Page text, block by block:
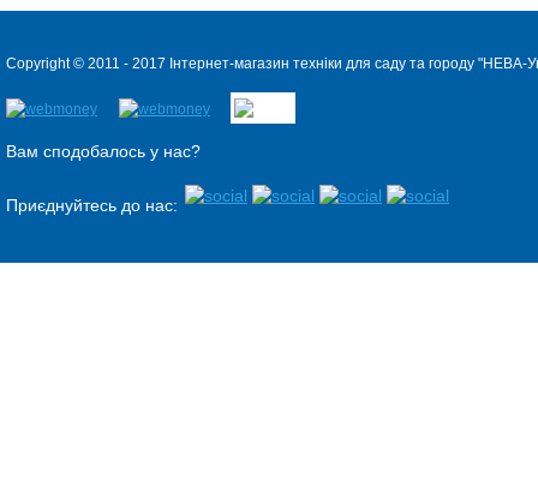
Copyright © 2011 - 2017 Інтернет-магазин техніки для саду та городу "НЕВА-
Вам сподобалось у нас?
Приєднуйтесь до нас: